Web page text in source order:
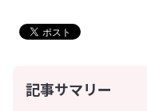
記事サマリー